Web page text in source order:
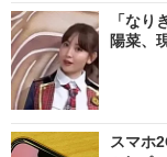
「な
陽菜、
スマホ